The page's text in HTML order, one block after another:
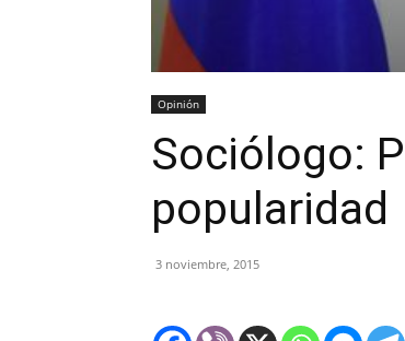
Opinión
Sociólogo:
popularidad
3 noviembre, 2015